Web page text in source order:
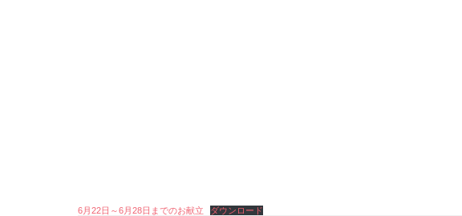
6月22日～6月28日までのお献立 ダウンロード